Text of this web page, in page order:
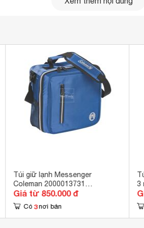
Túi giữ lạnh Messenger
Coleman 2000013731
(2000013732/20000115955/
Giá từ 850.000 đ
Có 3 nơi bán
3